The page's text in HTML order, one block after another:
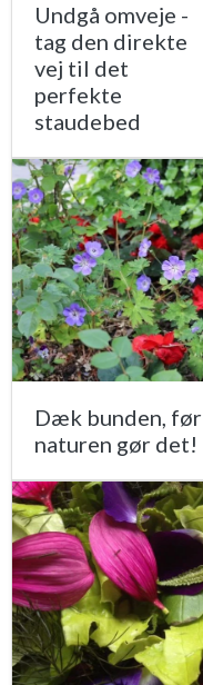
Undgå omveje -
tag den direkte
vej til det
perfekte
staudebed
Dæk bunden, før
naturen gør det!